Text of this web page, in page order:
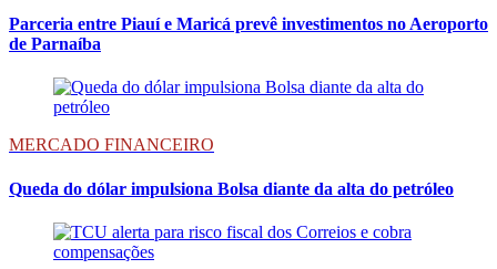
Parceria entre Piauí e Maricá prevê investimentos no Aeroporto
de Parnaíba
MERCADO FINANCEIRO
Queda do dólar impulsiona Bolsa diante da alta do petróleo